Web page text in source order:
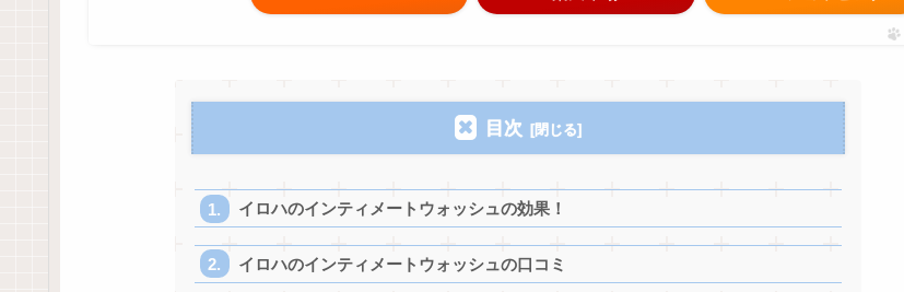
目次
イロハのインティメートウォッシュの効果！
イロハのインティメートウォッシュの口コミ